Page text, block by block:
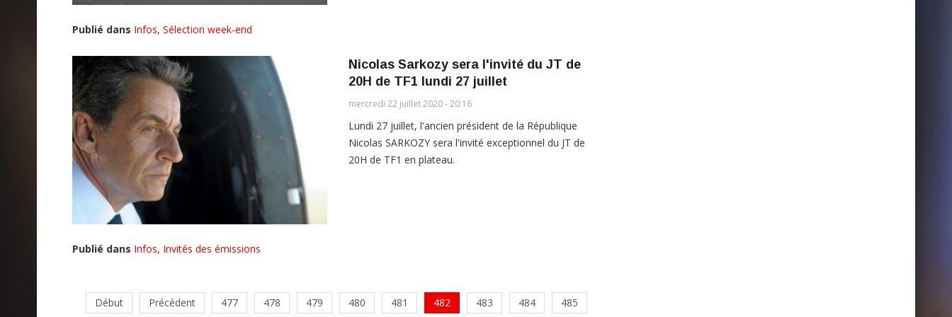
Publié dans Infos, Sélection week-end
Nicolas Sarkozy sera l'invité du JT de
20H de TF1 lundi 27 juillet
mercredi 22 juillet 2020 - 20:16
Lundi 27 juillet, l'ancien président de la République
Nicolas SARKOZY sera l'invité exceptionnel du JT de
20H de TF1 en plateau.
Publié dans Infos, Invités des émissions
Début Précédent 477 478 479 480 481 482 483 484 485